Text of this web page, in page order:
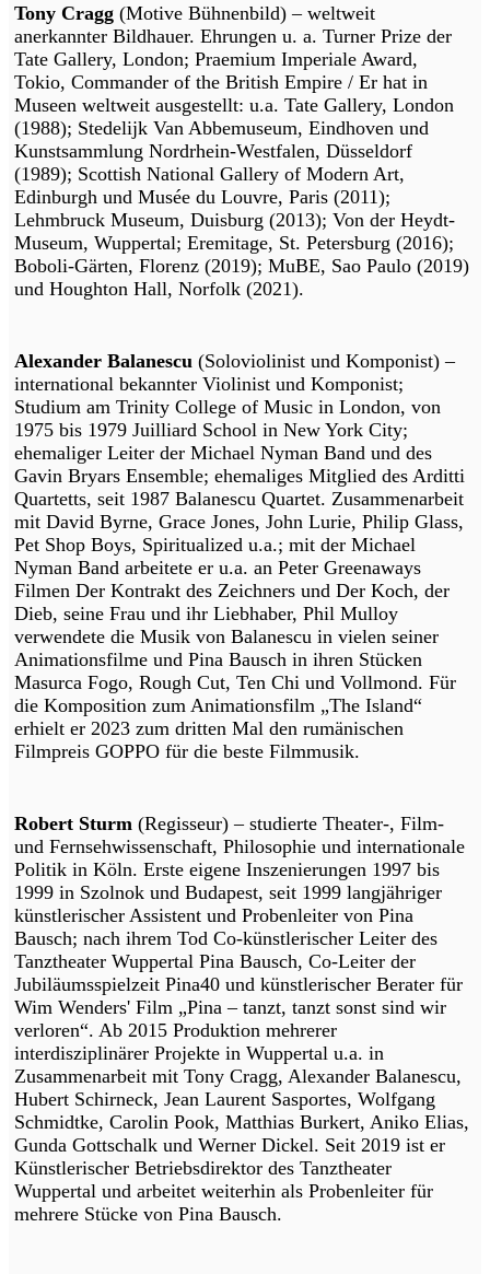
Tony Cragg (Motive Bühnenbild) – weltweit
anerkannter Bildhauer. Ehrungen u. a. Turner Prize der
Tate Gallery, London; Praemium Imperiale Award,
Tokio, Commander of the British Empire / Er hat in
Museen weltweit ausgestellt: u.a. Tate Gallery, London
(1988); Stedelijk Van Abbemuseum, Eindhoven und
Kunstsammlung Nordrhein-Westfalen, Düsseldorf
(1989); Scottish National Gallery of Modern Art,
Edinburgh und Musée du Louvre, Paris (2011);
Lehmbruck Museum, Duisburg (2013); Von der Heydt-
Museum, Wuppertal; Eremitage, St. Petersburg (2016);
Boboli-Gärten, Florenz (2019); MuBE, Sao Paulo (2019)
und Houghton Hall, Norfolk (2021).
Alexander Balanescu (Soloviolinist und Komponist) –
international bekannter Violinist und Komponist;
Studium am Trinity College of Music in London, von
1975 bis 1979 Juilliard School in New York City;
ehemaliger Leiter der Michael Nyman Band und des
Gavin Bryars Ensemble; ehemaliges Mitglied des Arditti
Quartetts, seit 1987 Balanescu Quartet. Zusammenarbeit
mit David Byrne, Grace Jones, John Lurie, Philip Glass,
Pet Shop Boys, Spiritualized u.a.; mit der Michael
Nyman Band arbeitete er u.a. an Peter Greenaways
Filmen Der Kontrakt des Zeichners und Der Koch, der
Dieb, seine Frau und ihr Liebhaber, Phil Mulloy
verwendete die Musik von Balanescu in vielen seiner
Animationsfilme und Pina Bausch in ihren Stücken
Masurca Fogo, Rough Cut, Ten Chi und Vollmond. Für
die Komposition zum Animationsfilm „The Island“
erhielt er 2023 zum dritten Mal den rumänischen
Filmpreis GOPPO für die beste Filmmusik.
Robert Sturm (Regisseur) – studierte Theater-, Film-
und Fernsehwissenschaft, Philosophie und internationale
Politik in Köln. Erste eigene Inszenierungen 1997 bis
1999 in Szolnok und Budapest, seit 1999 langjähriger
künstlerischer Assistent und Probenleiter von Pina
Bausch; nach ihrem Tod Co-künstlerischer Leiter des
Tanztheater Wuppertal Pina Bausch, Co-Leiter der
Jubiläumsspielzeit Pina40 und künstlerischer Berater für
Wim Wenders' Film „Pina – tanzt, tanzt sonst sind wir
verloren“. Ab 2015 Produktion mehrerer
interdisziplinärer Projekte in Wuppertal u.a. in
Zusammenarbeit mit Tony Cragg, Alexander Balanescu,
Hubert Schirneck, Jean Laurent Sasportes, Wolfgang
Schmidtke, Carolin Pook, Matthias Burkert, Aniko Elias,
Gunda Gottschalk und Werner Dickel. Seit 2019 ist er
Künstlerischer Betriebsdirektor des Tanztheater
Wuppertal und arbeitet weiterhin als Probenleiter für
mehrere Stücke von Pina Bausch.